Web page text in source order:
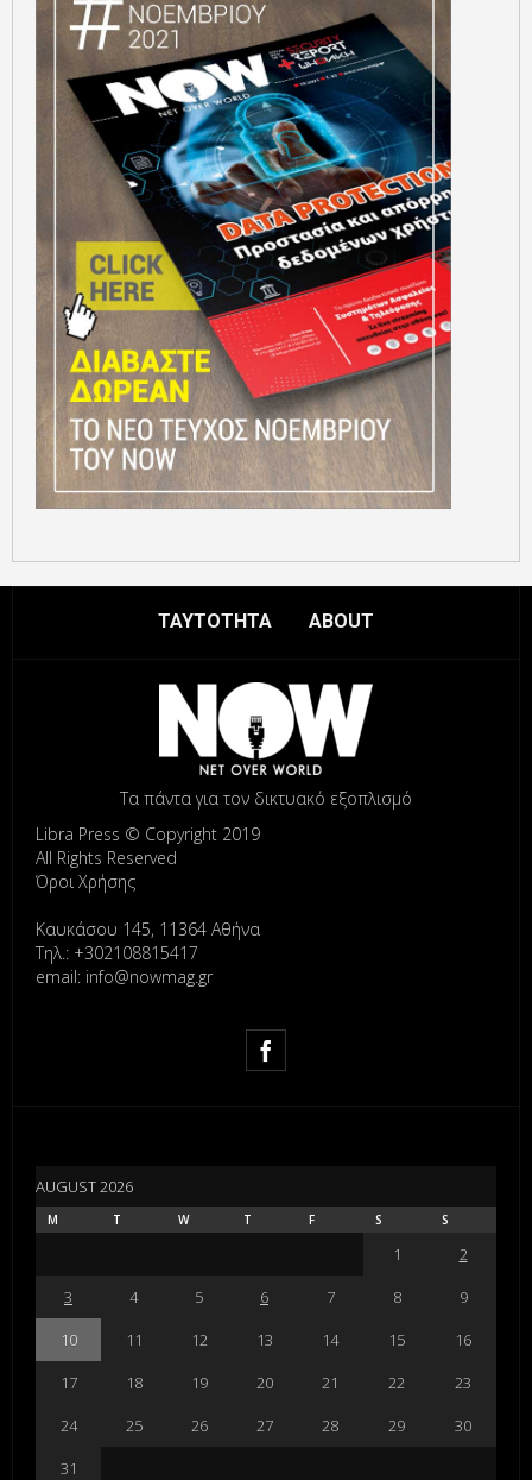
ΤΑΥΤΟΤΗΤΑ ABOUT
Τα πάντα για τον δικτυακό εξοπλισμό
Libra Press © Copyright 2019
All Rights Reserved
Όροι Χρήσης
Καυκάσου 145, 11364 Αθήνα
Τηλ.: +302108815417
email: info@nowmag.gr
AUGUST 2026
M T W T F S S
1
2
3
4 5 6 7 8
9
10
11 12 13 14 15
16
17
18 19 20 21 22
23
24
25 26 27 28 29
30
31